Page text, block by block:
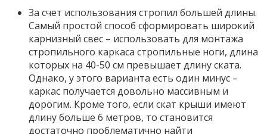
За счет использования стропил большей длины.
Самый простой способ сформировать широкий
карнизный свес – использовать для монтажа
стропильного каркаса стропильные ноги, длина
которых на 40-50 см превышает длину ската.
Однако, у этого варианта есть один минус –
каркас получается довольно массивным и
дорогим. Кроме того, если скат крыши имеют
длину больше 6 метров, то становится
достаточно проблематично найти